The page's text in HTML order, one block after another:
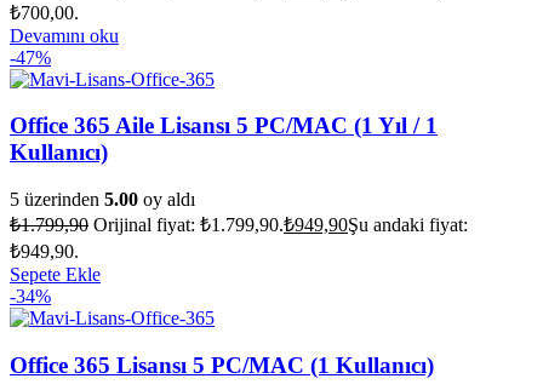
₺700,00.
Devamını oku
-47%
Office 365 Aile Lisansı 5 PC/MAC (1 Yıl / 1
Kullanıcı)
5 üzerinden 5.00 oy aldı
₺1.799,90 Orijinal fiyat: ₺1.799,90.₺949,90Şu andaki fiyat:
₺949,90.
Sepete Ekle
-34%
Office 365 Lisansı 5 PC/MAC (1 Kullanıcı)